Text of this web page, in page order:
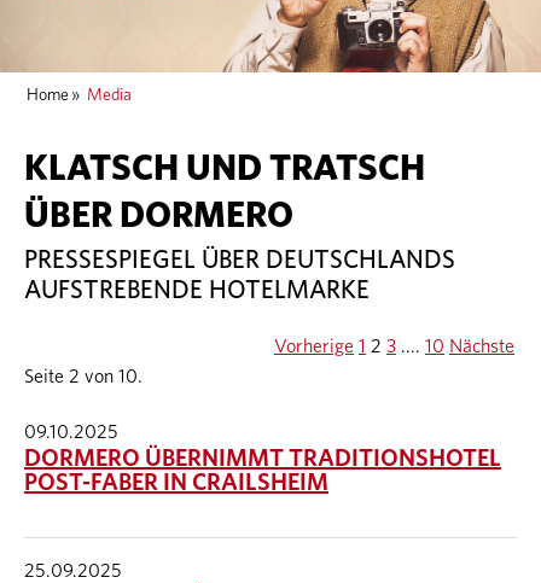
Home » Media
KLATSCH UND TRATSCH
ÜBER DORMERO
PRESSESPIEGEL ÜBER DEUTSCHLANDS
AUFSTREBENDE HOTELMARKE
Seite 2 von 10.
Vorherige 1 2 3 .... 10 Nächste
09.10.2025
DORMERO ÜBERNIMMT TRADITIONSHOTEL
POST-FABER IN CRAILSHEIM
25.09.2025